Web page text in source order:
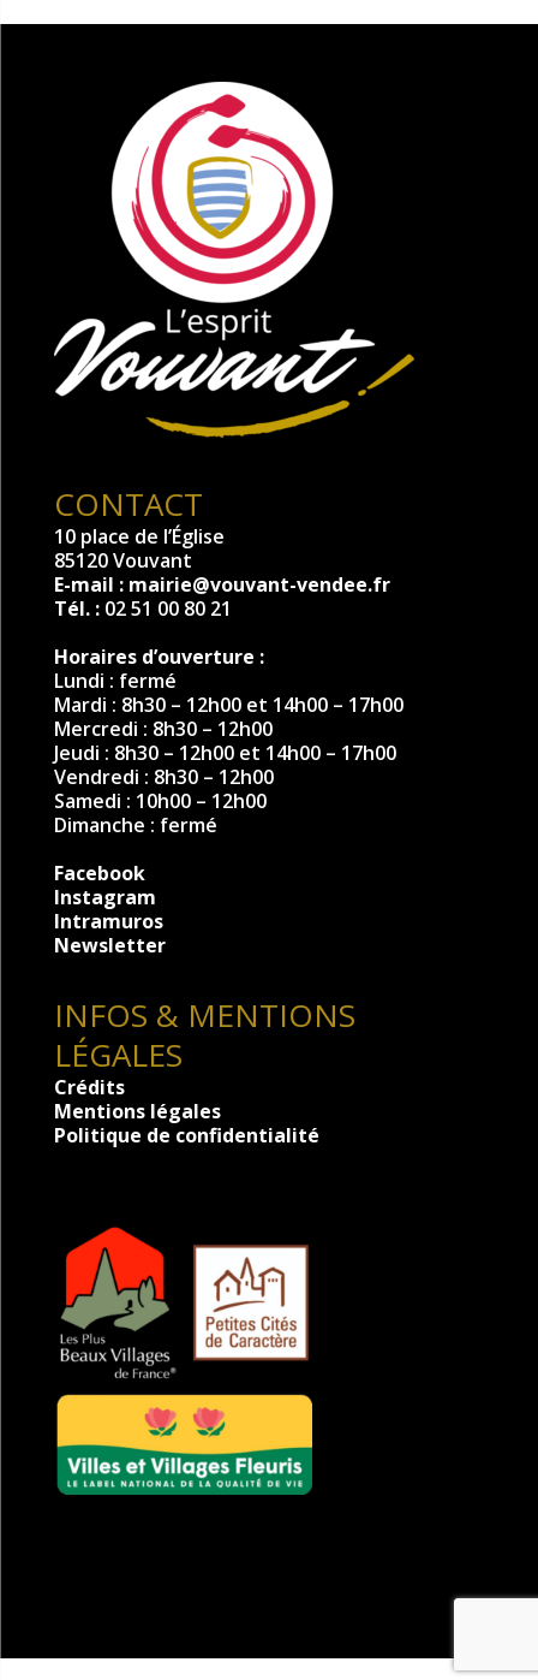
CONTACT
10 place de l’Église
85120 Vouvant
E-mail : mairie@vouvant-vendee.fr
Tél. : 02 51 00 80 21
Horaires d’ouverture :
Lundi : fermé
Mardi : 8h30 – 12h00 et 14h00 – 17h00
Mercredi : 8h30 – 12h00
Jeudi : 8h30 – 12h00 et 14h00 – 17h00
Vendredi : 8h30 – 12h00
Samedi : 10h00 – 12h00
Dimanche : fermé
Facebook
Instagram
Intramuros
Newsletter
INFOS & MENTIONS
LÉGALES
Crédits
Mentions légales
Politique de confidentialité